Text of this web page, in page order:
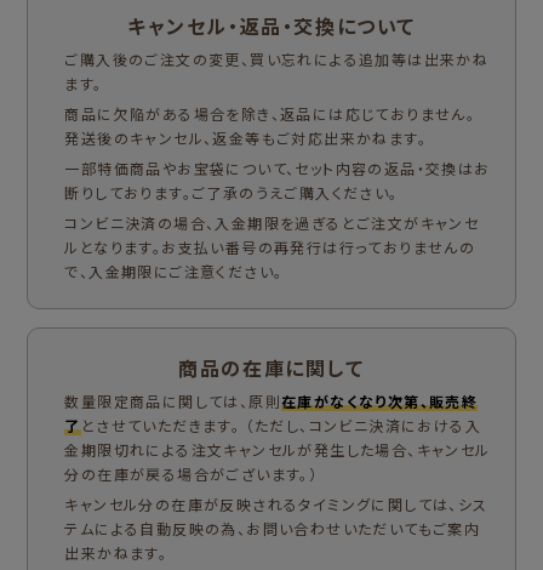
キャンセル・返品・交換について
ご購入後のご注文の変更、買い忘れによる追加等は出来かね
ます。
商品に欠陥がある場合を除き、返品には応じておりません。
発送後のキャンセル、返金等もご対応出来かねます。
一部特価商品やお宝袋について、セット内容の返品・交換はお
断りしております。ご了承のうえご購入ください。
コンビニ決済の場合、入金期限を過ぎるとご注文がキャンセ
ルとなります。お支払い番号の再発行は行っておりませんの
で、入金期限にご注意ください。
商品の在庫に関して
数量限定商品に関しては、原則在庫がなくなり次第、販売終
了とさせていただきます。 （ただし、コンビニ決済における入
金期限切れによる注文キャンセルが発生した場合、キャンセル
分の在庫が戻る場合がございます。）
キャンセル分の在庫が反映されるタイミングに関しては、シス
テムによる自動反映の為、お問い合わせいただいてもご案内
出来かねます。